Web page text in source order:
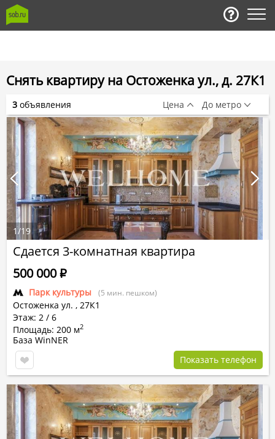
Снять квартиру на Остоженка ул., д. 27К1
Сдается 3-комнатная квартира
Парк культуры (5 мин. пешком)
Остоженка ул. , 27К1
Этаж: 2 / 6
Площадь: 200 м2
500 000Р
База WinNER
Показать телефон
1/19
3 объявления Цена До метро